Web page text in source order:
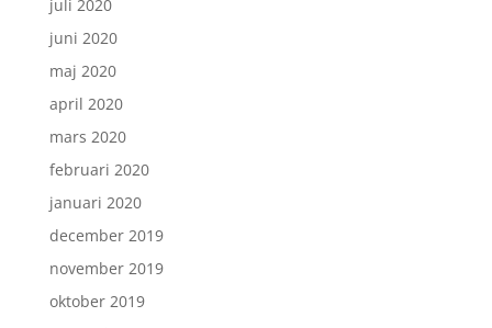
juli 2020
juni 2020
maj 2020
april 2020
mars 2020
februari 2020
januari 2020
december 2019
november 2019
oktober 2019